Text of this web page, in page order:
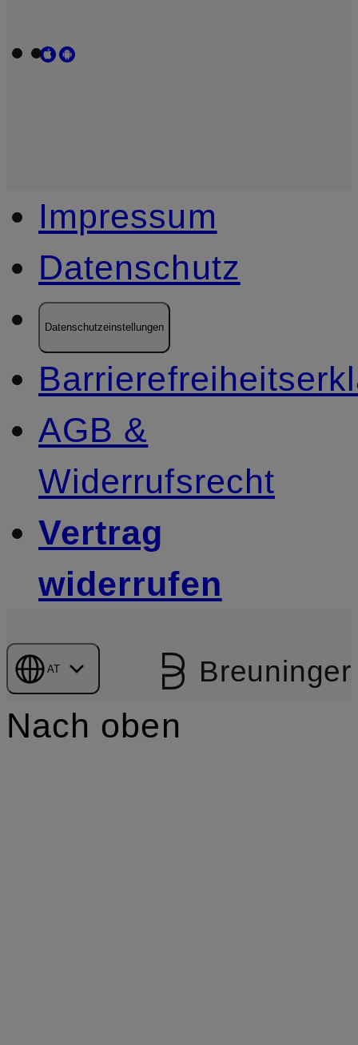
Impressum
Datenschutz
Datenschutzeinstellungen
AGB &
Widerrufsrecht
Vertrag
widerrufen
AT Breuninger
Nach oben